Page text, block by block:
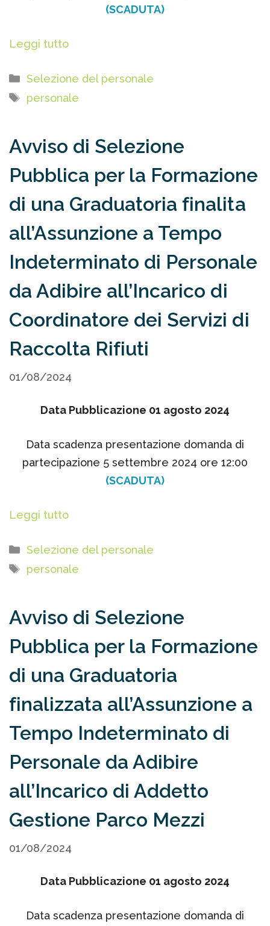
(SCADUTA)
Leggi tutto
Categorie
Selezione del personale
Tag
personale
Avviso di Selezione
Pubblica per la Formazione
di una Graduatoria finalita
all’Assunzione a Tempo
Indeterminato di Personale
da Adibire all’Incarico di
Coordinatore dei Servizi di
Raccolta Rifiuti
01/08/2024
Data Pubblicazione 01 agosto 2024
Data scadenza presentazione domanda di
partecipazione 5 settembre 2024 ore 12:00
(SCADUTA)
Leggi tutto
Categorie
Selezione del personale
Tag
personale
Avviso di Selezione
Pubblica per la Formazione
di una Graduatoria
finalizzata all’Assunzione a
Tempo Indeterminato di
Personale da Adibire
all’Incarico di Addetto
Gestione Parco Mezzi
01/08/2024
Data Pubblicazione 01 agosto 2024
Data scadenza presentazione domanda di